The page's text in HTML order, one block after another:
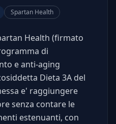
Spartan Health
Health (firmato
di
e anti-aging
Dieta 3A del
e' raggiungere
senza contare le
estenuanti, con